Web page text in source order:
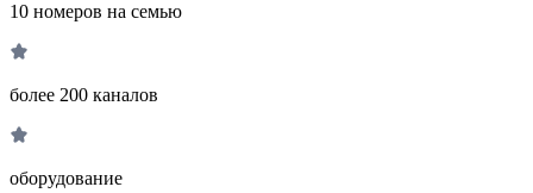
10 номеров на семью
более 200 каналов
оборудование